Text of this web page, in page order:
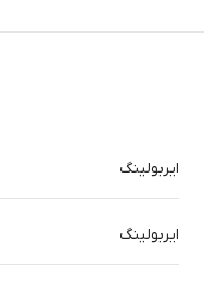
ایربولینگ
ایربولینگ